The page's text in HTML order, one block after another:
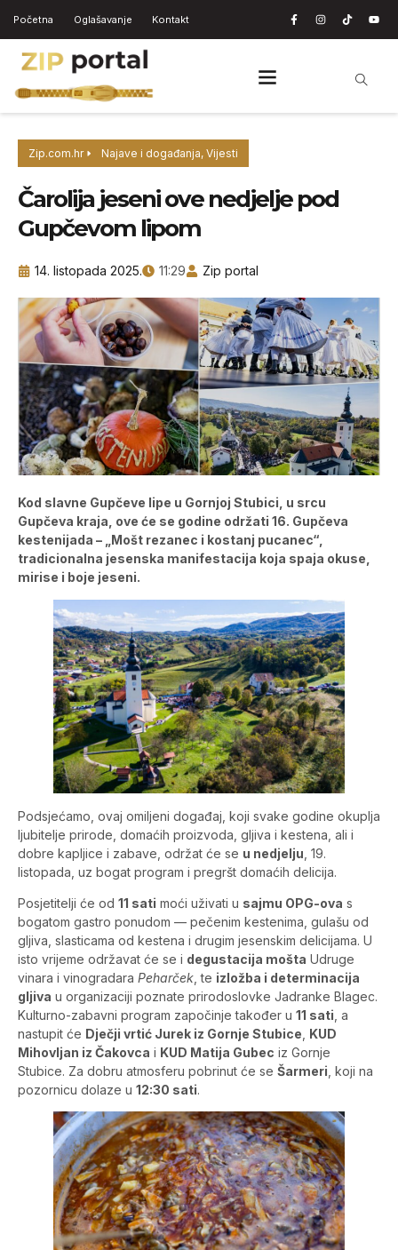
Početna Oglašavanje Kontakt
Zip.com.hr Najave i događanja, Vijesti
Čarolija jeseni ove nedjelje pod
Gupčevom lipom
14. listopada 2025. 11:29 Zip portal
Kod slavne Gupčeve lipe u Gornjoj Stubici, u srcu
Gupčeva kraja, ove će se godine održati 16. Gupčeva
kestenijada – „Mošt rezanec i kostanj pucanec“,
tradicionalna jesenska manifestacija koja spaja okuse,
mirise i boje jeseni.
Podsjećamo, ovaj omiljeni događaj, koji svake godine okuplja
ljubitelje prirode, domaćih proizvoda, gljiva i kestena, ali i
dobre kapljice i zabave, održat će se u nedjelju , 19.
listopada, uz bogat program i pregršt domaćih delicija.
Posjetitelji će od 11 sati moći uživati u sajmu OPG-ova s
bogatom gastro ponudom — pečenim kestenima, gulašu od
gljiva, slasticama od kestena i drugim jesenskim delicijama. U
isto vrijeme održavat će se i degustacija mošta Udruge
vinara i vinogradara Peharček , te izložba i determinacija
gljiva u organizaciji poznate prirodoslovke Jadranke Blagec.
Kulturno-zabavni program započinje također u 11 sati , a
nastupit će Dječji vrtić Jurek iz Gornje Stubice KUD
Mihovljan iz Čakovca i KUD Matija Gubec iz Gornje
Stubice. Za dobru atmosferu pobrinut će se Šarmeri , koji na
pozornicu dolaze u 12:30 sati.